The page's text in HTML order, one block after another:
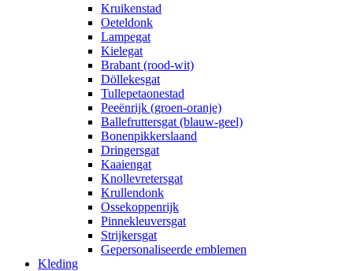
Kruikenstad
Oeteldonk
Lampegat
Kielegat
Brabant (rood-wit)
Döllekesgat
Tullepetaonestad
Peeënrijk (groen-oranje)
Ballefruttersgat (blauw-geel)
Bonenpikkerslaand
Dringersgat
Kaaiengat
Knollevretersgat
Krullendonk
Ossekoppenrijk
Pinnekleuversgat
Strijkersgat
Gepersonaliseerde emblemen
Kleding